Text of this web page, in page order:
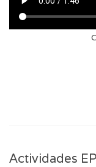
Actividades